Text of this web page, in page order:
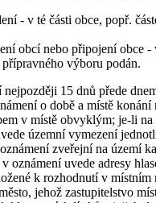
- v té části obce, popř.
obcí nebo připojení obce -
výboru podán.
nejpozději 15 dnů přede
o době a místě konání
v místě obvyklým; je-li
územní vymezení
zveřejní na území
oznámení uvede adresy
k rozhodnutí v místním
jehož zastupitelstvo